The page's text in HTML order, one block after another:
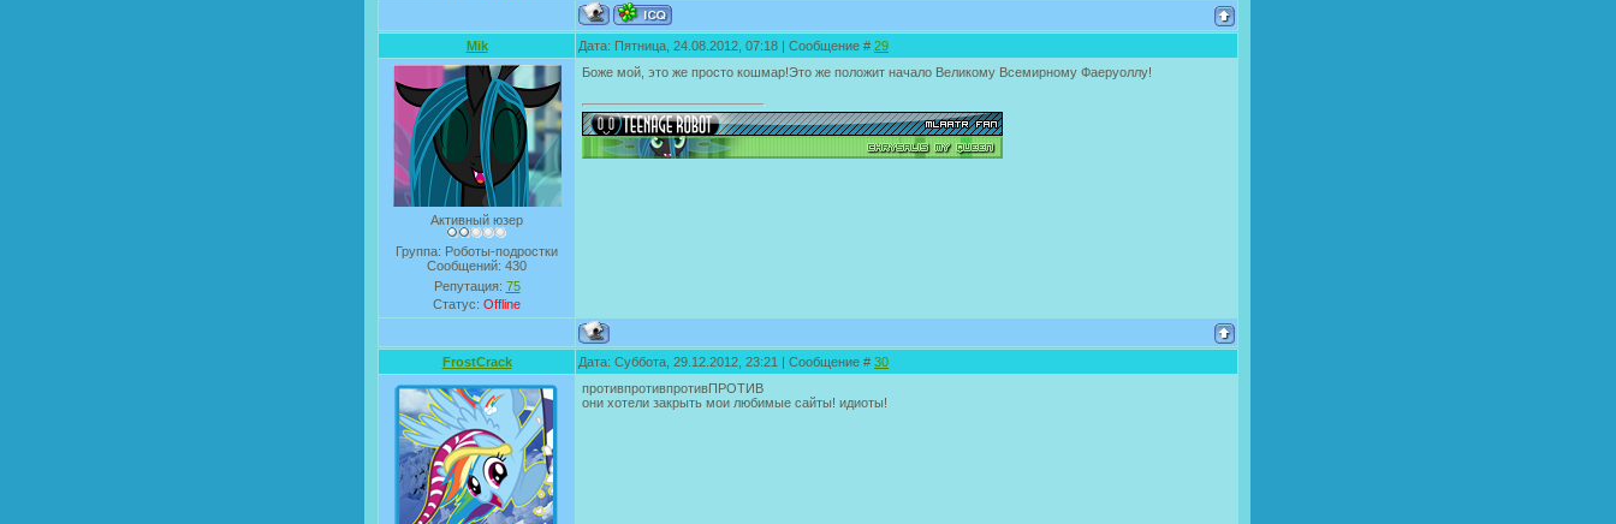
Mik Дата: Пятница, 24.08.2012, 07:18 | Сообщение # 29
Активный юзер
Группа: Роботы-подростки
Сообщений: 430
Репутация: 75
Статус: Offline
Боже мой, это же просто кошмар!Это же положит начало Великому Всемирному Фаеруоллу!
FrostCrack Дата: Суббота, 29.12.2012, 23:21 | Сообщение # 30
противпротивпротивПРОТИВ
они хотели закрыть мои любимые сайты! идиоты!